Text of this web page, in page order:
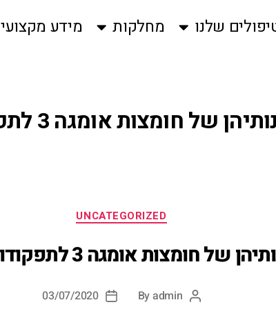
שלנו מחלקות מידע מקצועי
של חומצות אומגה 3 לתפקודו של הגוף
UNCATEGORIZED
של חומצות אומגה 3 לתפקודו של הגוף
Byadmin
03/07/2020